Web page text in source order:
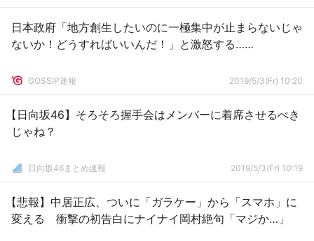
日本政府「地方創生したいのに一極集中が止まらないじゃ
ないか！どうすればいいんだ！」と激怒する……
GOSSIP速報 2019/5/3(Fr) 10:20
【日向坂46】そろそろ握手会はメンバーに着席させるべき
じゃね？
日向坂46まとめ速報 2019/5/3(Fr) 10:19
【悲報】中居正広、ついに「ガラケー」から「スマホ」に
変える 衝撃の初告白にナイナイ岡村絶句「マジか…」